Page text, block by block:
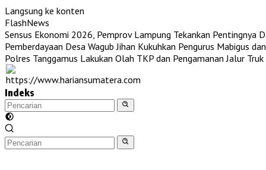
Langsung ke konten
FlashNews
Sensus Ekonomi 2026, Pemprov Lampung Tekankan Pentingnya
Pemberdayaan Desa Wagub Jihan Kukuhkan Pengurus Mabigus
Polres Tanggamus Lakukan Olah TKP dan Pengamanan Jalur
Indeks